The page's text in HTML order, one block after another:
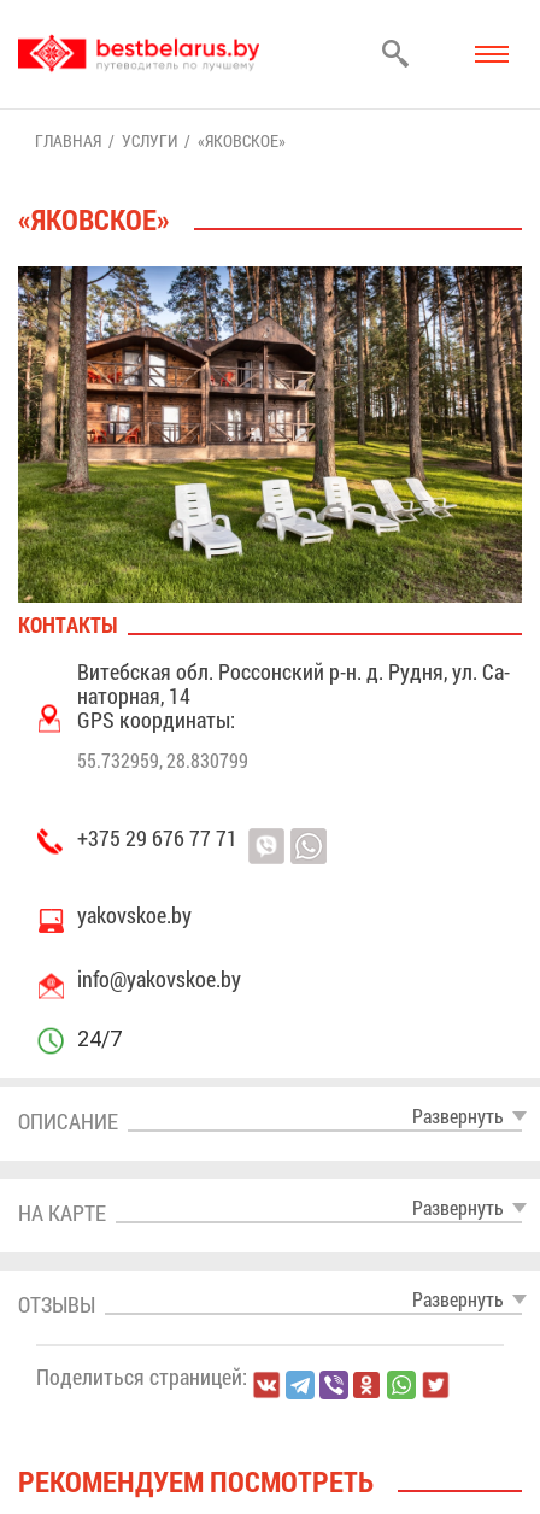
ГЛАВ­НАЯ УСЛУ­ГИ «ЯКОВ­СКОЕ»
«ЯКОВ­СКОЕ»
КОН­ТАК­ТЫ
Ви­теб­ская обл. Рос­сон­ский р-н. д. Руд­ня, ул. Са­
на­тор­ная, 14
GPS ко­ор­ди­на­ты:
55.732959, 28.830799
+375 29 676 77 71
yakovskoe.by
info@​yak​ovsk​oe.​by
24/7
Раз­вер­нуть
ОПИ­СА­НИЕ
Раз­вер­нуть
НА КАР­ТЕ
Раз­вер­нуть
ОТ­ЗЫ­ВЫ
По­де­лить­ся стра­ни­цей:
РЕ­КО­МЕН­ДУ­ЕМ ПО­СМОТ­РЕТЬ